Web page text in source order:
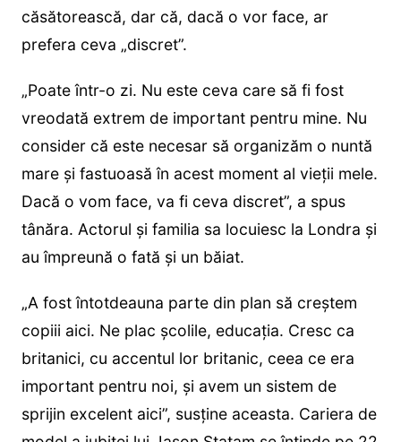
căsătorească, dar că, dacă o vor face, ar
prefera ceva „discret”.
„Poate într-o zi. Nu este ceva care să fi fost
vreodată extrem de important pentru mine. Nu
consider că este necesar să organizăm o nuntă
mare și fastuoasă în acest moment al vieții mele.
Dacă o vom face, va fi ceva discret”, a spus
tânăra. Actorul și familia sa locuiesc la Londra și
au împreună o fată și un băiat.
„A fost întotdeauna parte din plan să creștem
copiii aici. Ne plac școlile, educația. Cresc ca
britanici, cu accentul lor britanic, ceea ce era
important pentru noi, și avem un sistem de
sprijin excelent aici”, susține aceasta. Cariera de